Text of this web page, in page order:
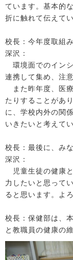
ています。基本的
折に触れて伝えて
校長：今年度取組
深沢：
環境面でのイン
連携して集め、注
また昨年度、医
たりすることがあ
に、学校内外の関
いきたいと考えてい
校長：最後に、み
深沢：
児童生徒の健康
力したいと思って
ると思います。よ
校長：保健部は、
と教職員の健康の